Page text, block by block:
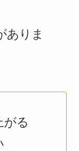
ありま
がる